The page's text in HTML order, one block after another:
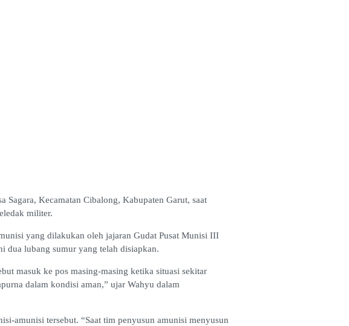
Kecamatan Cibalong, Kabupaten Garut, saat
militer.
yang dilakukan oleh jajaran Gudat Pusat Munisi III
dua lubang sumur yang telah disiapkan.
masuk ke pos masing-masing ketika situasi sekitar
dalam kondisi aman,” ujar Wahyu dalam
amunisi tersebut. “Saat tim penyusun amunisi menyusun